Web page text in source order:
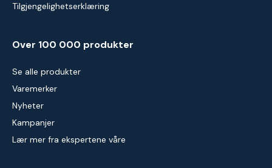
Tilgjengelighetserklæring
Over 100 000 produkter
Se alle produkter
Varemerker
Nyheter
Kampanjer
Lær mer fra ekspertene våre